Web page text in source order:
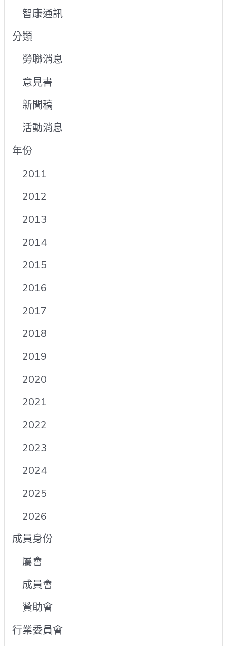
智康通訊
分類
勞聯消息
意見書
新聞稿
活動消息
年份
2011
2012
2013
2014
2015
2016
2017
2018
2019
2020
2021
2022
2023
2024
2025
2026
成員身份
屬會
成員會
贊助會
行業委員會